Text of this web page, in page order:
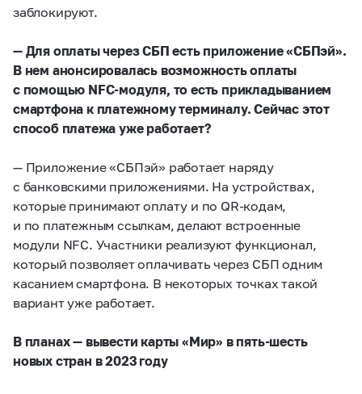
заблокируют.
— Для оплаты через СБП есть приложение «СБПэй».
В нем анонсировалась возможность оплаты
с помощью NFC-модуля, то есть прикладыванием
смартфона к платежному терминалу. Сейчас этот
способ платежа уже работает?
— Приложение «СБПэй» работает наряду
с банковскими приложениями. На устройствах,
которые принимают оплату и по QR-кодам,
и по платежным ссылкам, делают встроенные
модули NFC. Участники реализуют функционал,
который позволяет оплачивать через СБП одним
касанием смартфона. В некоторых точках такой
вариант уже работает.
В планах — вывести карты «Мир» в пять-шесть
новых стран в 2023 году